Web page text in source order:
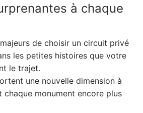
à chaque
majeurs de choisir un circuit privé
les petites histoires que votre
le trajet.
une nouvelle dimension à
monument encore plus